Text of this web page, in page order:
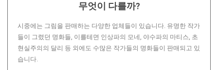
무엇이 다를까?
시중에는 그림을 판매하는 다양한 업체들이 있습니다. 유명한 작가
들이 그렸던 명화들, 이를테면 인상파의 모네, 야수파의 마티스, 초
현실주의의 달리 등 외에도 수많은 작가들의 명화들이 판매되고 있
습니다.